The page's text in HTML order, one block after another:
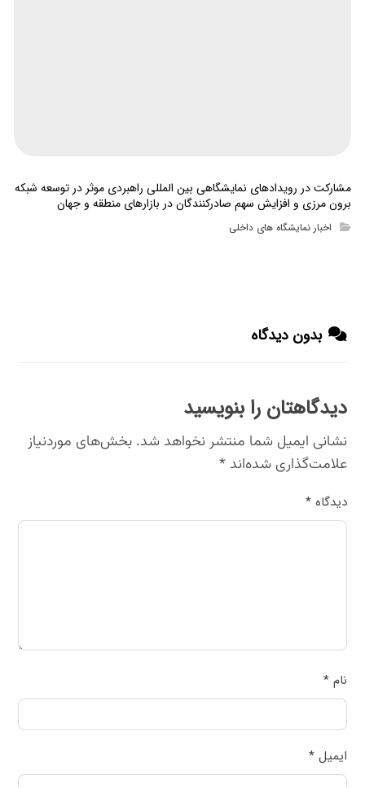
مشارکت در رویدادهای نمایشگاهی بین المللی راهبردی موثر در توسعه شبکه
برون مرزی و افزایش سهم صادرکنندگان در بازارهای منطقه و جهان
اخبار نمایشگاه های داخلی
بدون دیدگاه
دیدگاهتان را بنویسید
نشانی ایمیل شما منتشر نخواهد شد. بخش‌های موردنیاز
علامت‌گذاری شده‌اند*
دیدگاه*
نام*
ایمیل*